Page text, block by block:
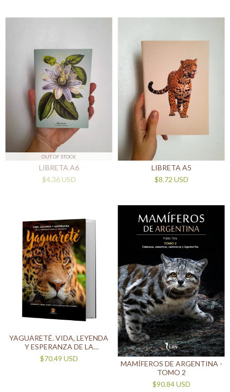
OUT OF STOCK
LIBRETA A6
$4.36 USD
LIBRETA A5
$8.72 USD
YAGUARETÉ. VIDA, LEYENDA
Y ESPERANZA DE LA
VERDADERA FIERA
$70.49 USD
MAMÍFEROS DE ARGENTINA -
TOMO 2
$90.84 USD